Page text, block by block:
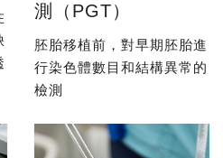
測（PGT）
胚胎移植前，對早期胚胎進
行染色體數目和結構異常的
檢測